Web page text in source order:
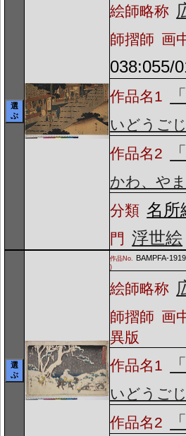
選
ぶ
絵師略称
師摺師 画
038:055/
作品名1
いどうご
作品名2
かわ、や
分類 名所
門 浮世絵
選
ぶ
作品No. BAMPFA-
)
絵師略称
師摺師 画
異版
作品名1
いどうご
作品名2